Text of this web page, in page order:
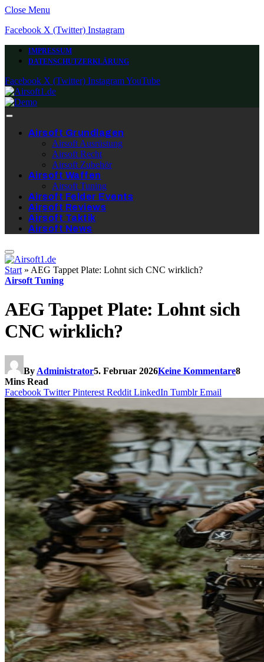
Close Menu
Facebook X (Twitter) Instagram
IMPRESSUM
DATENSCHUTZERKLÄRUNG
Facebook X (Twitter) InstagramYouTube
Airsoft Grundlagen
Airsoft Ausrüstung
Airsoft Recht
Airsoft Zubehör
Airsoft Waffen
Airsoft Tuning
Airsoft Felder Events
Airsoft Reviews
Airsoft Taktik
Airsoft News
Start » AEG Tappet Plate: Lohnt sich CNC wirklich?
Airsoft Tuning
AEG Tappet Plate: Lohnt sich
CNC wirklich?
By Administrator5. Februar 2026Keine Kommentare8
Mins Read
Facebook Twitter Pinterest Reddit LinkedIn Tumblr Email